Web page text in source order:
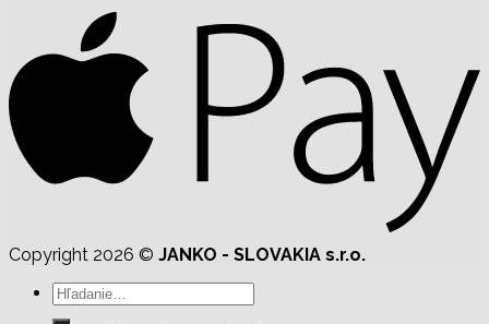
Copyright 2026 © JANKO - SLOVAKIA s.r.o.
Hľadať: